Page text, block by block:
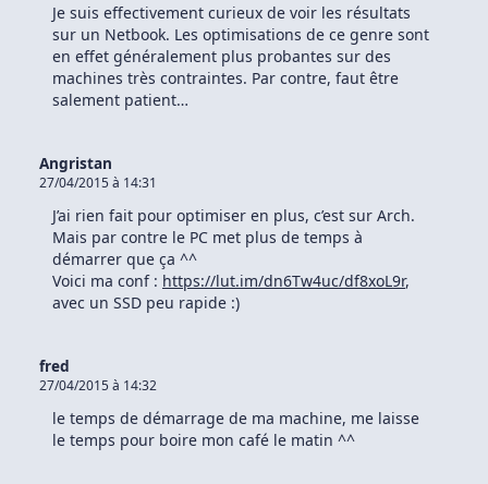
Je suis effectivement curieux de voir les résultats
sur un Netbook. Les optimisations de ce genre sont
en effet généralement plus probantes sur des
machines très contraintes. Par contre, faut être
salement patient…
Angristan
27/04/2015 à 14:31
J’ai rien fait pour optimiser en plus, c’est sur Arch.
Mais par contre le PC met plus de temps à
démarrer que ça ^^
Voici ma conf : https://lut.im/dn6Tw4uc/df8xoL9r,
avec un SSD peu rapide :)
fred
27/04/2015 à 14:32
le temps de démarrage de ma machine, me laisse
le temps pour boire mon café le matin ^^